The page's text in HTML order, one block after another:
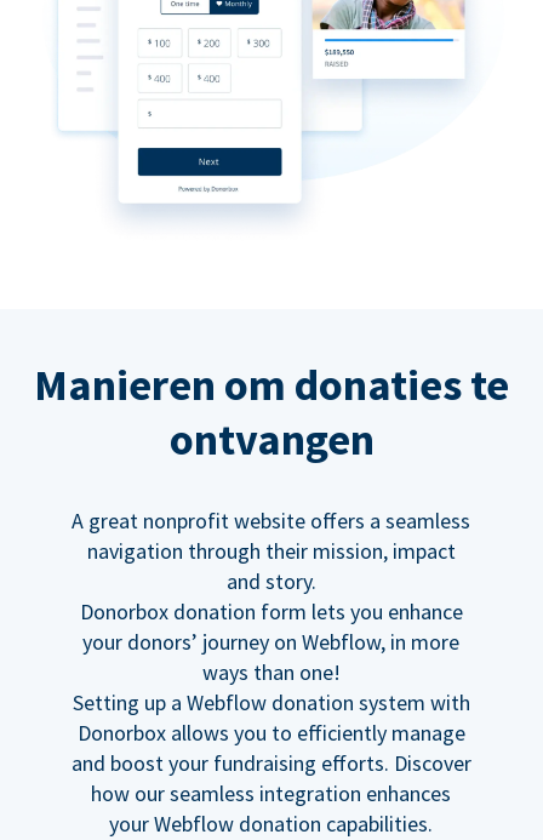
Manieren om donaties te
ontvangen
A great nonprofit website offers a seamless
navigation through their mission, impact
and story.
Donorbox donation form lets you enhance
your donors’ journey on Webflow, in more
ways than one!
Setting up a Webflow donation system with
Donorbox allows you to efficiently manage
and boost your fundraising efforts. Discover
how our seamless integration enhances
your Webflow donation capabilities.